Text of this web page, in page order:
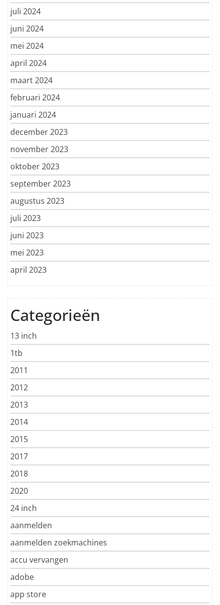
juli 2024
juni 2024
mei 2024
april 2024
maart 2024
februari 2024
januari 2024
december 2023
november 2023
oktober 2023
september 2023
augustus 2023
juli 2023
juni 2023
mei 2023
april 2023
Categorieën
13 inch
1tb
2011
2012
2013
2014
2015
2017
2018
2020
24 inch
aanmelden
aanmelden zoekmachines
accu vervangen
adobe
app store